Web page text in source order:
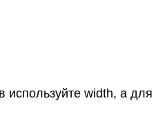
используйте width, а для